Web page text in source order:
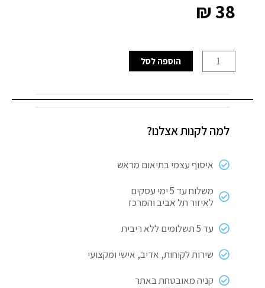
₪38
של
חניה
הוספה לסל
למה לקנות אצלנו?
איסוף עצמי בתיאום מראש
משלוח עד 5 ימי עסקים
לאיזור תל אביב והמרכז
עד 5 תשלומים ללא ריבית
שירות לקוחות, אדיב, אישי ומקצועי
קניה מאובטחת באתר